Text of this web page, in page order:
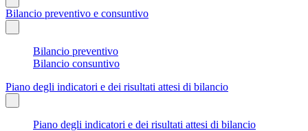
Bilancio preventivo e consuntivo
Bilancio preventivo
Bilancio consuntivo
Piano degli indicatori e dei risultati attesi di bilancio
Piano degli indicatori e dei risultati attesi di bilancio